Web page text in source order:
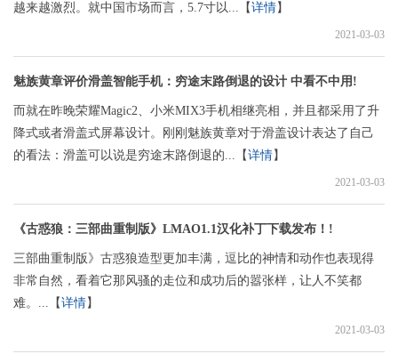
越来越激烈。就中国市场而言，5.7寸以...【详情】
2021-03-03
魅族黄章评价滑盖智能手机：穷途末路倒退的设计 中看不中用!
而就在昨晚荣耀Magic2、小米MIX3手机相继亮相，并且都采用了升
降式或者滑盖式屏幕设计。刚刚魅族黄章对于滑盖设计表达了自己
的看法：滑盖可以说是穷途末路倒退的...【详情】
2021-03-03
《古惑狼：三部曲重制版》LMAO1.1汉化补丁下载发布！!
三部曲重制版》古惑狼造型更加丰满，逗比的神情和动作也表现得
非常自然，看着它那风骚的走位和成功后的嚣张样，让人不笑都
难。...【详情】
2021-03-03